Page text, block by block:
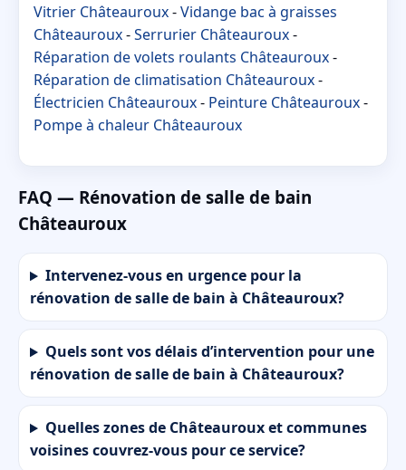
Vitrier Châteauroux-Vidange bac à graisses
Châteauroux-Serrurier Châteauroux-
Réparation de volets roulants Châteauroux-
Réparation de climatisation Châteauroux-
Électricien Châteauroux- Peinture Châteauroux-
Pompe à chaleur Châteauroux
FAQ — Rénovation de salle de bain
Châteauroux
Intervenez-vous en urgence pour la
rénovation de salle de bain à Châteauroux?
Quels sont vos délais d’intervention pour une
rénovation de salle de bain à Châteauroux?
Quelles zones de Châteauroux et communes
voisines couvrez-vous pour ce service?